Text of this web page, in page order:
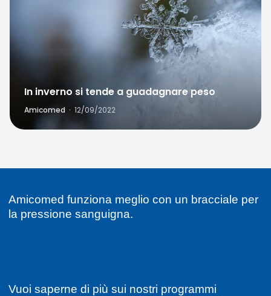
In inverno si tende a guadagnare peso
Amicomed · 12/09/2022
Amicomed funziona meglio con un bracciale per
la pressione sanguigna.
Vuoi saperne di più sui nostri programmi